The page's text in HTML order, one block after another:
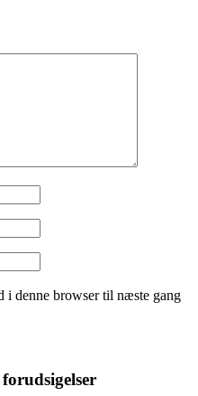
i denne browser til næste gang